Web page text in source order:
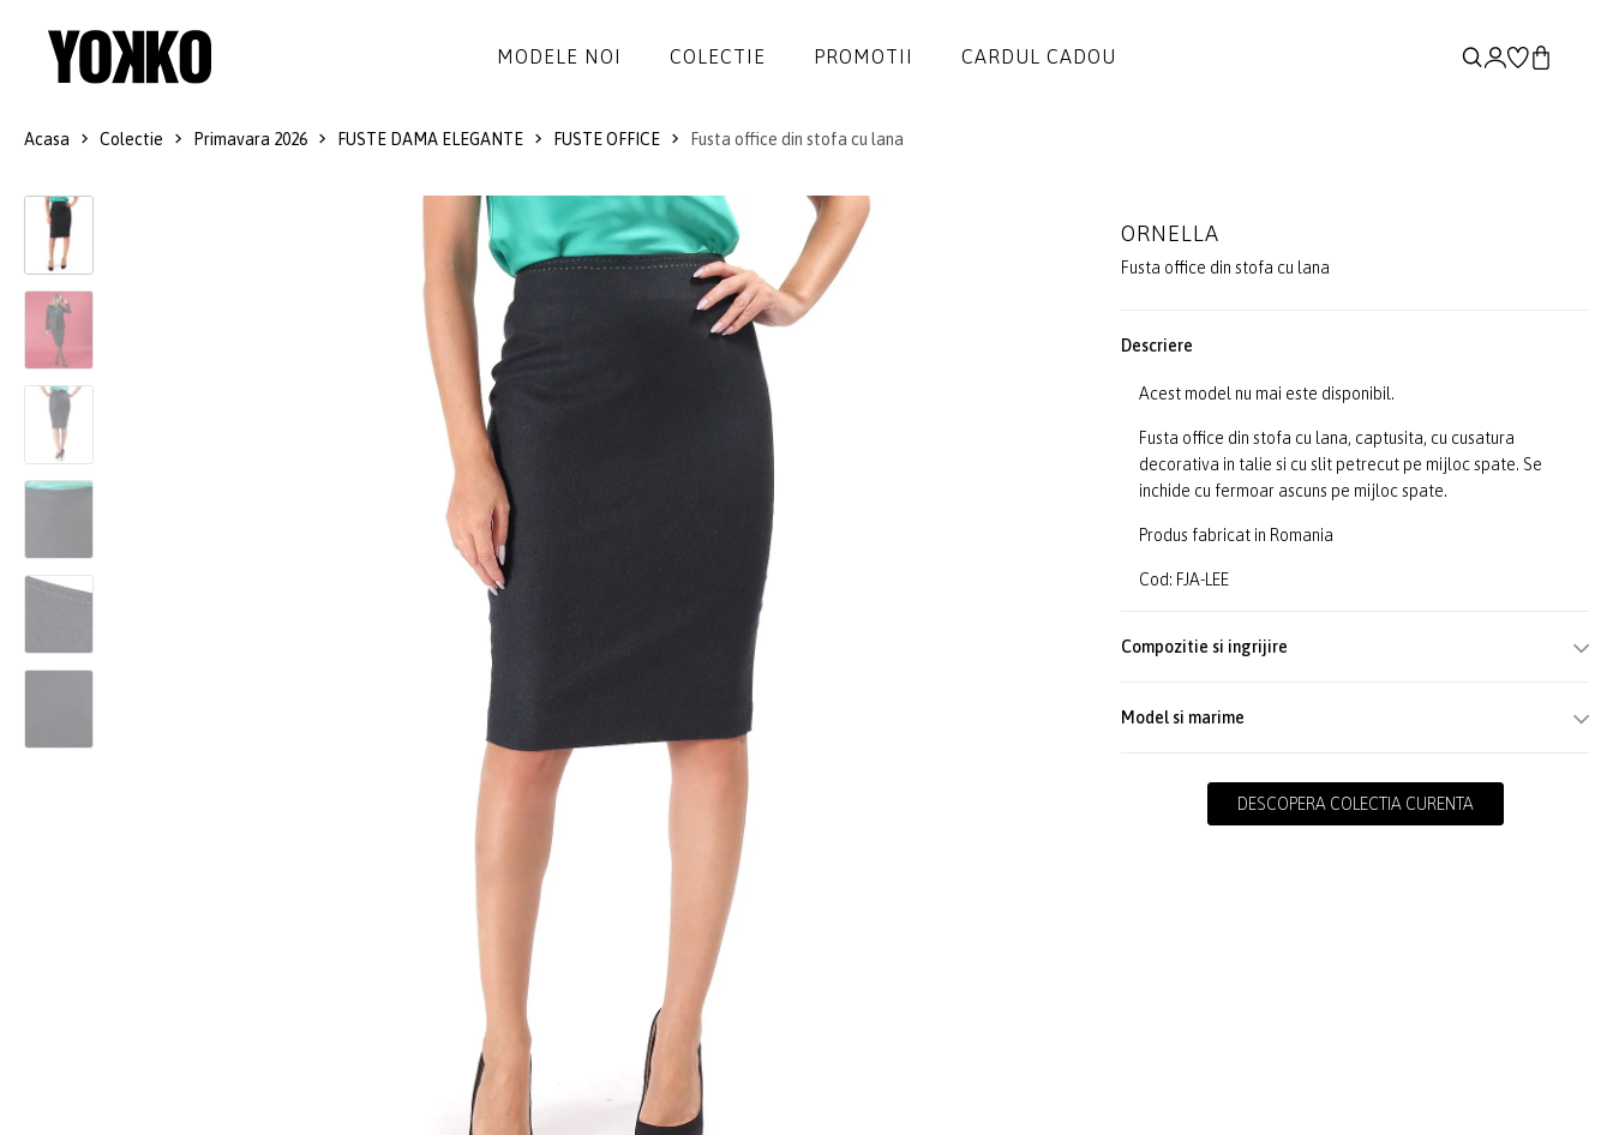
MODELE NOI COLECTIE
LITTLE BLACK DRESS
ROCHII LUNGI
ROCHII DE DANTELA
COSTUME DAMA
IDEI DE CADOURI
COLECTIA ALB-NEGRU
SALOPETE
SACOURI
PROMOTII
SACOURI
JACHETE
FUSTE
PANTALONI
BLUZE
ACCESORII
CARDUL CADOU
Acasa Colectie Primavara 2026 FUSTE DAMA ELEGANTE FUSTE OFFICE Fusta office din stofa cu lana
ORNELLA
Fusta office din stofa cu lana
Descriere
Acest model nu mai este disponibil.
Fusta office din stofa cu lana, captusita, cu cusatura
decorativa in talie si cu slit petrecut pe mijloc spate. Se
inchide cu fermoar ascuns pe mijloc spate.
Produs fabricat in Romania
Cod: FJA-LEE
Compozitie si ingrijire
Model si marime
DESCOPERA COLECTIA CURENTA